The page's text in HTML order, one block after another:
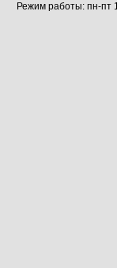
Режим работы: пн-пт